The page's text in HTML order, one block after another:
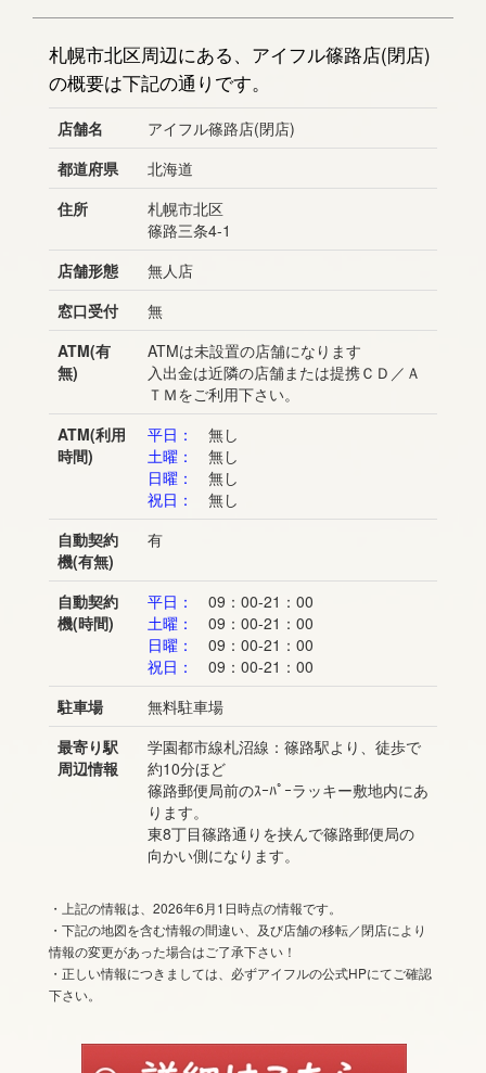
札幌市北区周辺にある、アイフル篠路店(閉店)
の概要は下記の通りです。
店舗名
アイフル篠路店(閉店)
都道府県
北海道
住所
札幌市北区
篠路三条4-1
店舗形態
無人店
窓口受付
無
ATM(有
無)
ATMは未設置の店舗になります
入出金は近隣の店舗または提携ＣＤ／Ａ
ＴＭをご利用下さい。
ATM(利用
時間)
平日：
無し
土曜：
無し
日曜：
無し
祝日：
無し
自動契約
機(有無)
有
自動契約
機(時間)
平日：
09：00-21：00
土曜：
09：00-21：00
日曜：
09：00-21：00
祝日：
09：00-21：00
駐車場
無料駐車場
最寄り駅
周辺情報
学園都市線札沼線：篠路駅より、徒歩で
約10分ほど
篠路郵便局前のｽｰﾊﾟｰラッキー敷地内にあ
ります。
東8丁目篠路通りを挟んで篠路郵便局の
向かい側になります。
・上記の情報は、2026年6月1日時点の情報です。
・下記の地図を含む情報の間違い、及び店舗の移転／閉店により
情報の変更があった場合はご了承下さい！
・正しい情報につきましては、必ずアイフルの公式HPにてご確認
下さい。